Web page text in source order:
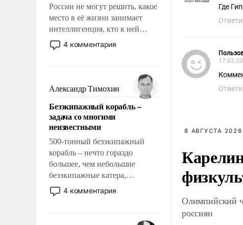
России не могут решить, какое
место в её жизни занимает
интеллигенция, кто к ней
принадлежит, а кого из неё
исключили с правом
чем она отличается от просто
образованных людей. Иногда
казалось, что эти вопросы
решены раз и навсегда, но –
нет, не решены.
4 комментария
Александр Тимохин
Безэкипажный корабль –
задача со многими
неизвестными
500-тонный безэкипажный
корабль – нечто гораздо
большее, чем небольшие
безэкипажные катера,
применение которых уже
стало обыденностью. Задача по
сложна и амбициозна. Однако
4 комментария
Где
8 АВГУСТА
Олимпийский
россиян